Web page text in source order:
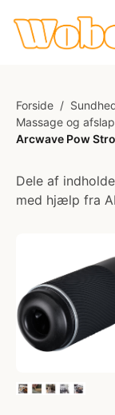
Forside /
Massage og
Arcwave Pow
Dele af
med hjælp fra